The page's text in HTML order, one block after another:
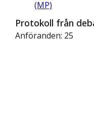
(MP)
Protokoll från
Anföranden: 25